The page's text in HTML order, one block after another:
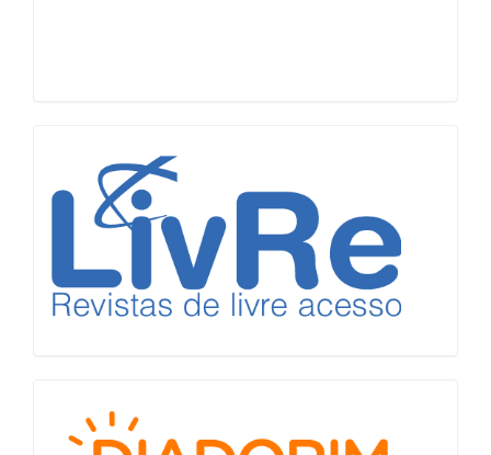
LiVre
Diadorim